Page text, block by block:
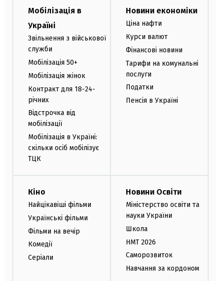
Мобілізація в
Україні
Звільнення з військової
служби
Мобілізація 50+
Мобілізація жінок
Контракт для 18-24-
річних
Відстрочка від
мобілізації
Мобілізація в Україні:
скільки осіб мобілізує
ТЦК
Новини економіки
Ціна нафти
Курси валют
Фінансові новини
Тарифи на комунальні
послуги
Податки
Пенсія в Україні
Кіно
Найцікавіші фільми
Українські фільми
Фільми на вечір
Комедії
Серіали
Новини Освіти
Міністерство освіти та
науки України
Школа
НМТ 2026
Саморозвиток
Навчання за кордоном